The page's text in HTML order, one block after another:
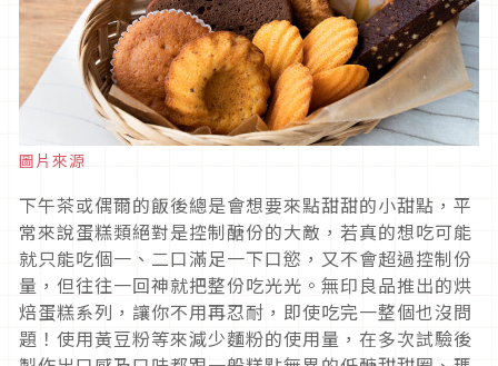
圖片來源
下午茶或偶爾的飯後總是會想要來點甜甜的小甜點，平
常來說蛋糕類絕對是控制醣份的大敵，若真的想吃可能
就只能吃個一、二口滿足一下口慾，又不會超過控制份
量，但往往一回神就把整份吃光光。無印良品推出的烘
焙蛋糕系列，讓你不用再忍耐，即使吃完一整個也沒問
題！使用黃豆粉等來減少麵粉的使用量，在多次試驗後